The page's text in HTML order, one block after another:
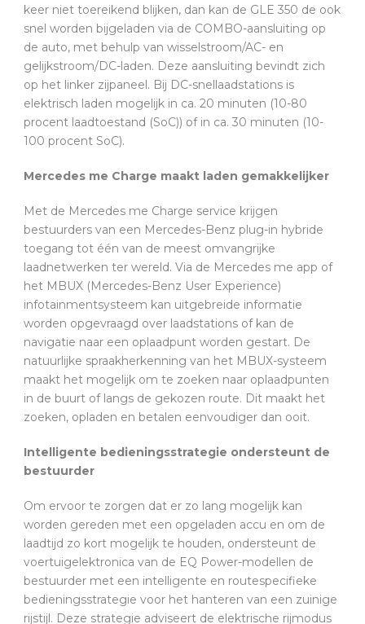
keer niet toereikend blijken, dan kan de GLE 350 de ook
snel worden bijgeladen via de COMBO-aansluiting op
de auto, met behulp van wisselstroom/AC- en
gelijkstroom/DC-laden. Deze aansluiting bevindt zich
op het linker zijpaneel. Bij DC-snellaadstations is
elektrisch laden mogelijk in ca. 20 minuten (10-80
procent laadtoestand (SoC)) of in ca. 30 minuten (10-
100 procent SoC).
Mercedes me Charge maakt laden gemakkelijker
Met de Mercedes me Charge service krijgen
bestuurders van een Mercedes-Benz plug-in hybride
toegang tot één van de meest omvangrijke
laadnetwerken ter wereld. Via de Mercedes me app of
het MBUX (Mercedes-Benz User Experience)
infotainmentsysteem kan uitgebreide informatie
worden opgevraagd over laadstations of kan de
navigatie naar een oplaadpunt worden gestart. De
natuurlijke spraakherkenning van het MBUX-systeem
maakt het mogelijk om te zoeken naar oplaadpunten
in de buurt of langs de gekozen route. Dit maakt het
zoeken, opladen en betalen eenvoudiger dan ooit.
Intelligente bedieningsstrategie ondersteunt de
bestuurder
Om ervoor te zorgen dat er zo lang mogelijk kan
worden gereden met een opgeladen accu en om de
laadtijd zo kort mogelijk te houden, ondersteunt de
voertuigelektronica van de EQ Power-modellen de
bestuurder met een intelligente en routespecifieke
bedieningsstrategie voor het hanteren van een zuinige
rijstijl. Deze strategie adviseert de elektrische rijmodus